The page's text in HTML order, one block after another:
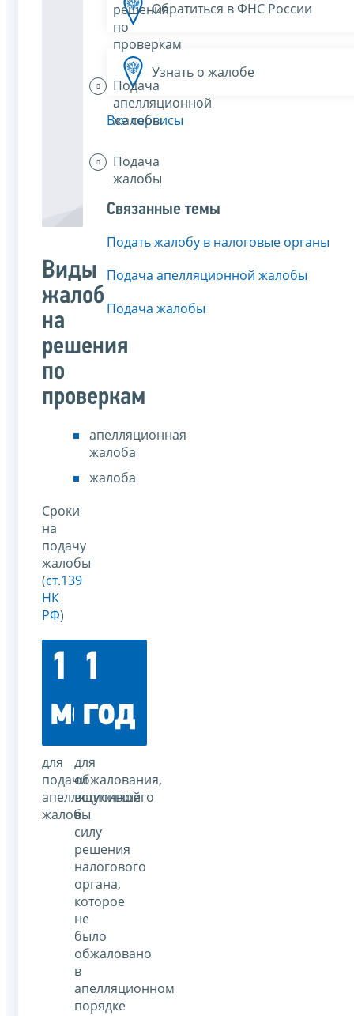
решения
по
проверкам
Подача
апелляционной
жалобы
Подача
жалобы
Виды
жалоб
на
решения
по
проверкам
апелляционная
жалоба
жалоба
Сроки
на
подачу
жалобы
(ст.139
НК
РФ)
1
месяц
для
подачи
апелляционной
жалобы
1
год
для
обжалования,
вступившего
в
силу
решения
налогового
органа,
которое
не
было
обжаловано
в
апелляционном
порядке
Обратиться в ФНС России
Узнать о жалобе
Все сервисы
Связанные темы
Подать жалобу в налоговые органы
Подача апелляционной жалобы
Подача жалобы